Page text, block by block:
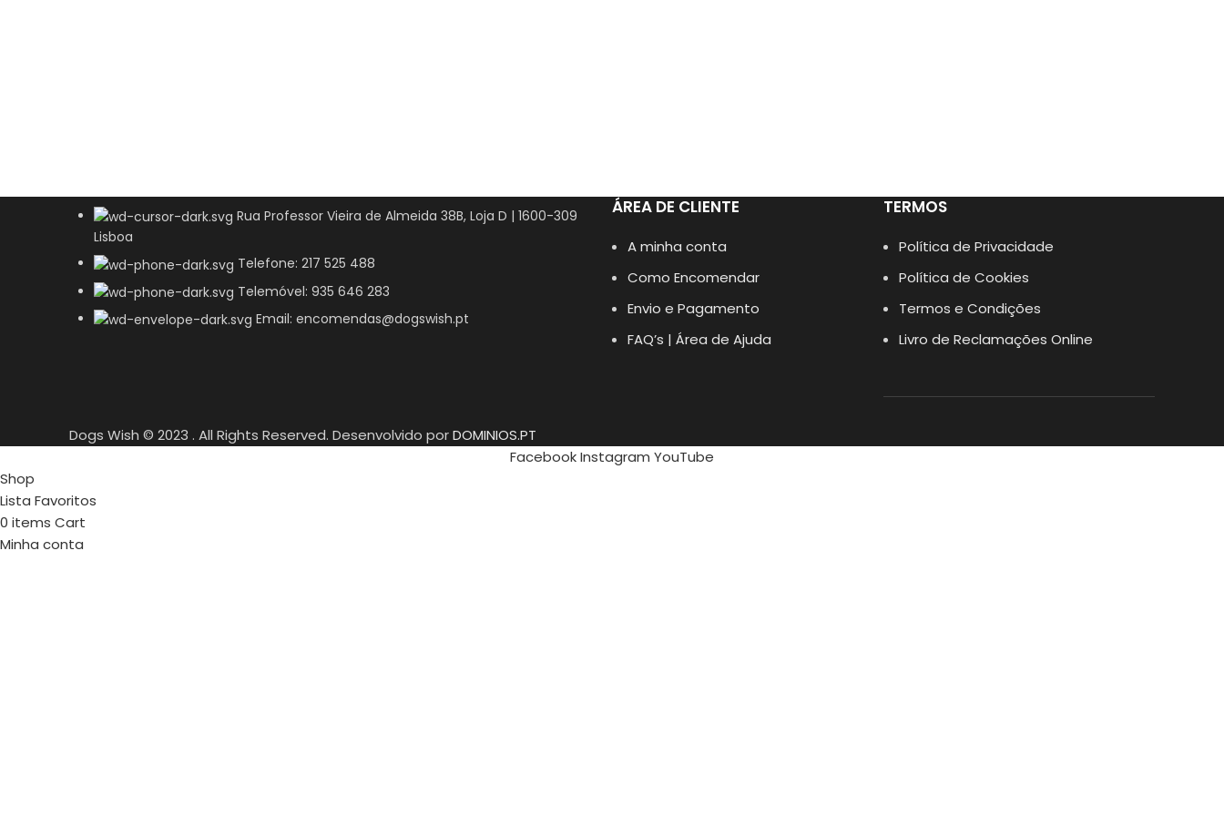
Rua Professor Vieira de Almeida 38B, Loja D | 1600-309
Lisboa
Telefone: 217 525 488
Telemóvel: 935 646 283
Email: encomendas@dogswish.pt
ÁREA DE CLIENTE
A minha conta
Como Encomendar
Envio e Pagamento
FAQ’s | Área de Ajuda
TERMOS
Política de Privacidade
Política de Cookies
Termos e Condições
Livro de Reclamações Online
Dogs Wish © 2023 . All Rights Reserved. Desenvolvido porDOMINIOS.PT
FacebookInstagram YouTube
Shop
Lista Favoritos
0 items Cart
Minha conta